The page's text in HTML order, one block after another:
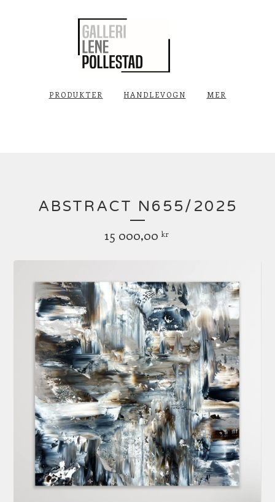
PRODUKTER HANDLEVOGN MER
ABSTRACT N655/2025
15 000,00 kr